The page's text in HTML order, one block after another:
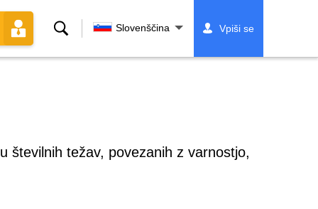
Iskanje Slovenščina Vpiši se
številnih težav, povezanih z varnostjo,